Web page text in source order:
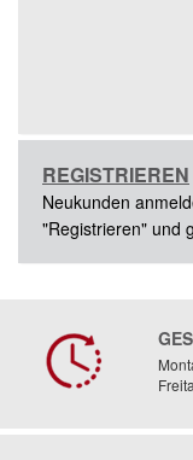
REGISTRIEREN
Neukunden
"Registrieren" und